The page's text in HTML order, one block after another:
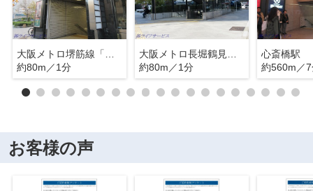
約80m／1分
約80m／1分
心斎橋駅
約560m／
お客様の声